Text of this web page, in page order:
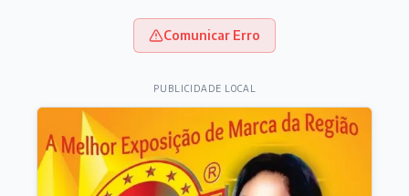
Comunicar Erro
PUBLICIDADE LOCAL